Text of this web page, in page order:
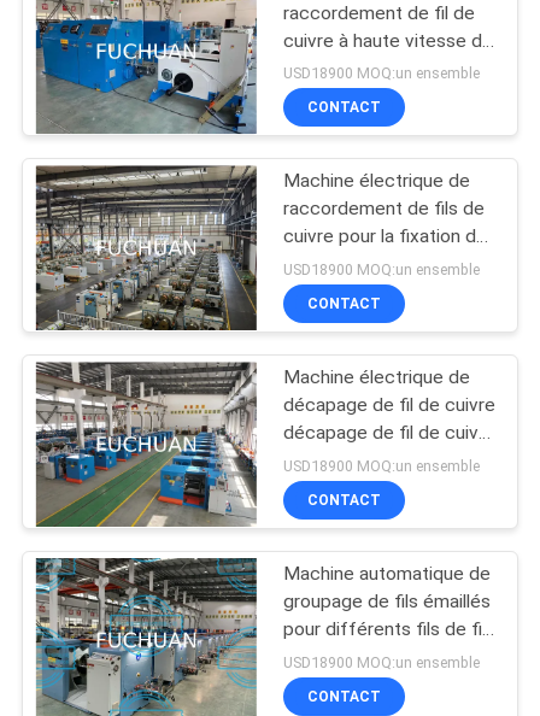
CONTRÔLE
QUALITÉ
CONTACTEZ-
NOUS
NOUVELLES
LES
AFFAIRES
PLAN
DU
SITE
PRIVACY
POLICY
Fil liant la machine
56
Câblage cuivre
tordant la machine
39
machine de torsion
de câble
28
raccordement de fil de
cuivre à haute vitesse de
4500 kg pour la
production de fil de
diamètre de 0,2-1,04 mm
USD18900 MOQ:un ensemble
CONTACT
Machine électrique de
raccordement de fils de
cuivre pour la fixation de
différents types de fils à
une vitesse de 100
m/min
USD18900 MOQ:un ensemble
CONTACT
Machine électrique de
décapage de fil de cuivre
décapage de fil de cuivre
ou d'alliage à 100 m/min
de vitesse
USD18900 MOQ:un ensemble
CONTACT
Machine automatique de
groupage de fils émaillés
pour différents fils de fil
de 0,2-1,04 mm de
diamètre
USD18900 MOQ:un ensemble
CONTACT